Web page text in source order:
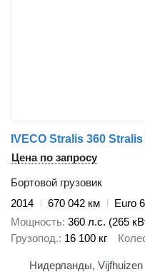
IVECO Stralis 360
Цена по запросу
Бортовой грузовик
2014
670 042 км
Euro 6
Мощность 360 л.с. (265
Грузопод. 16 100 кг
Нидерланды, Vijfhuizen